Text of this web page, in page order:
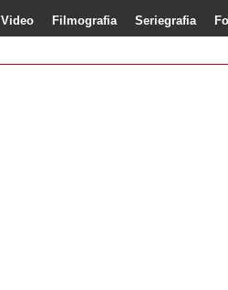
Video Filmografia Seriegrafia